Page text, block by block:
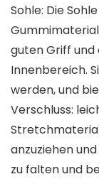
Sohle: Die
guten Griff
Innenbereich.
werden, und
Verschluss:
anzuziehen
zu falten und